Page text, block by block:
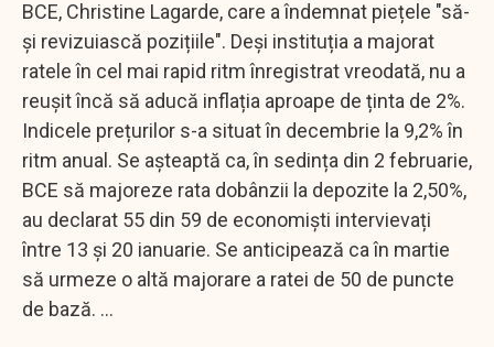
BCE, Christine Lagarde, care a îndemnat piețele "să-
și revizuiască pozițiile". Deși instituția a majorat
ratele în cel mai rapid ritm înregistrat vreodată, nu a
reușit încă să aducă inflația aproape de ținta de 2%.
Indicele prețurilor s-a situat în decembrie la 9,2% în
ritm anual. Se așteaptă ca, în sedința din 2 februarie,
BCE să majoreze rata dobânzii la depozite la 2,50%,
au declarat 55 din 59 de economiști intervievați
între 13 și 20 ianuarie. Se anticipează ca în martie
să urmeze o altă majorare a ratei de 50 de puncte
de bază. ...